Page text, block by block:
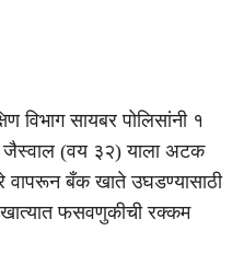
विभाग सायबर पोलिसांनी १
(वय ३२) याला अटक
वापरून बँक खाते उघडण्यासाठी
फसवणुकीची रक्कम